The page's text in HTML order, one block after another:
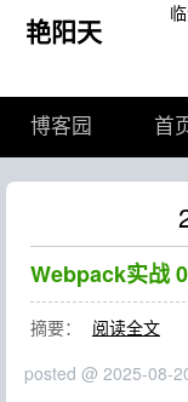
艳阳天
博客园 首
Webpack实战
摘要：
阅读全文
posted @ 2025-08-